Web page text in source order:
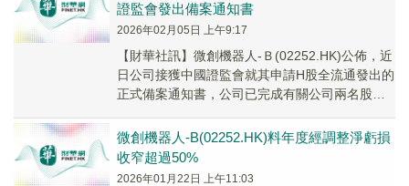
證監會發出備案通知書
2026年02月05日 上午9:17
​【財華社訊】微創機器人-Ｂ(02252.HK)公佈，近
日公司接獲中國證監會就其申請H股全流通發出的
正式備案通知書，公司已完成有關公司兩名股東
微創機器人-B(02252.HK)料年度經調整淨虧損
收窄超過50%
2026年01月22日 上午11:03